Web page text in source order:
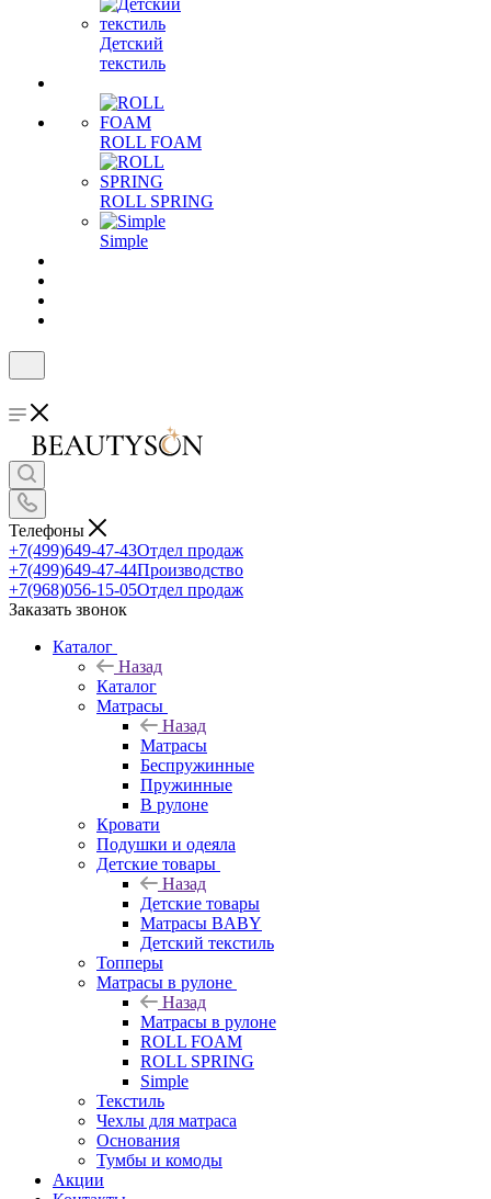
Детский
текстиль
ROLL FOAM
ROLL SPRING
Simple
Телефоны
+7(499)649-47-43Отдел продаж
+7(499)649-47-44Производство
+7(968)056-15-05Отдел продаж
Заказать звонок
Каталог
Назад
Каталог
Матрасы
Назад
Матрасы
Беспружинные
Пружинные
В рулоне
Кровати
Подушки и одеяла
Детские товары
Назад
Детские товары
Матрасы BABY
Детский текстиль
Топперы
Матрасы в рулоне
Назад
Матрасы в рулоне
ROLL FOAM
ROLL SPRING
Simple
Текстиль
Чехлы для матраса
Основания
Тумбы и комоды
Акции